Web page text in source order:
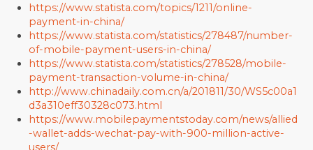
https://www.statista.com/topics/1211/online-
payment-in-china/
https://www.statista.com/statistics/278487/number-
of-mobile-payment-users-in-china/
https://www.statista.com/statistics/278528/mobile-
payment-transaction-volume-in-china/
http://www.chinadaily.com.cn/a/201811/30/WS5c00a1
d3a310eff30328c073.html
https://www.mobilepaymentstoday.com/news/allied
-wallet-adds-wechat-pay-with-900-million-active-
users/